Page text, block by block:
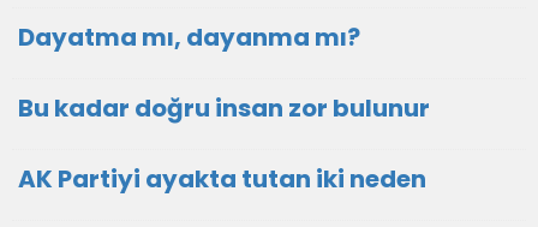
Dayatma mı, dayanma mı?
Bu kadar doğru insan zor bulunur
AK Partiyi ayakta tutan iki neden